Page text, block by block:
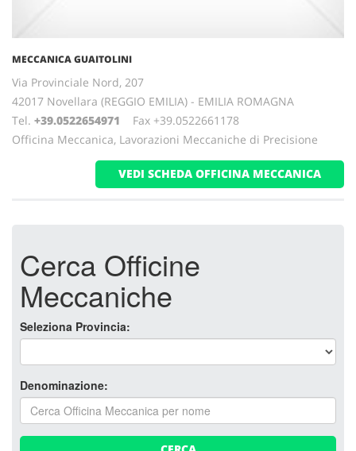
MECCANICA GUAITOLINI
Via Provinciale Nord, 207
42017 Novellara (REGGIO EMILIA) - EMILIA ROMAGNA
Tel. +39.0522654971 Fax +39.0522661178
Officina Meccanica, Lavorazioni Meccaniche di Precisione
VEDI SCHEDA OFFICINA MECCANICA
Cerca Officine
Meccaniche
Seleziona Provincia:
Denominazione: